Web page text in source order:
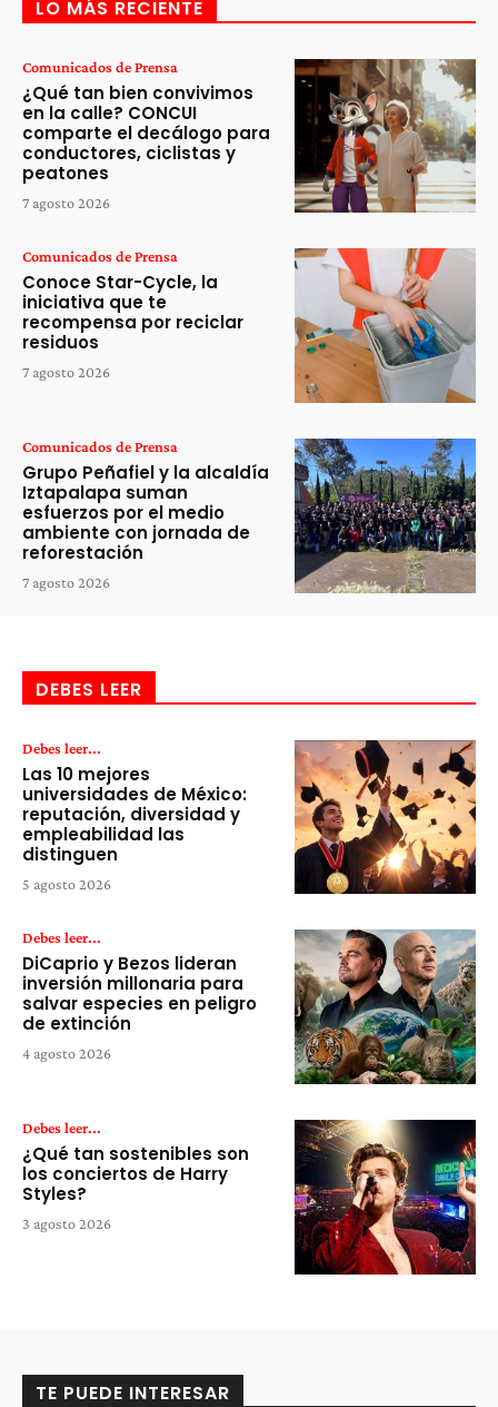
LO MÁS RECIENTE
Comunicados de Prensa
¿Qué tan bien convivimos
en la calle? CONCUI
comparte el decálogo para
conductores, ciclistas y
peatones
7 agosto 2026
Comunicados de Prensa
Conoce Star-Cycle, la
iniciativa que te
recompensa por reciclar
residuos
7 agosto 2026
Comunicados de Prensa
Grupo Peñafiel y la alcaldía
Iztapalapa suman
esfuerzos por el medio
ambiente con jornada de
reforestación
7 agosto 2026
DEBES LEER
Debes leer...
Las 10 mejores
universidades de México:
reputación, diversidad y
empleabilidad las
distinguen
5 agosto 2026
Debes leer...
DiCaprio y Bezos lideran
inversión millonaria para
salvar especies en peligro
de extinción
4 agosto 2026
Debes leer...
¿Qué tan sostenibles son
los conciertos de Harry
Styles?
3 agosto 2026
TE PUEDE INTERESAR